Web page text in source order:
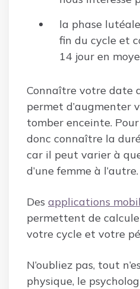
la phase
fin du cycle et
14 jour en
Connaître votre date
permet d’augmenter
tomber enceinte.
donc connaître la
car il peut varier à
d’une femme à l’autre.
Des applications
permettent de
votre cycle et votre
N’oubliez pas, tout
physique, le